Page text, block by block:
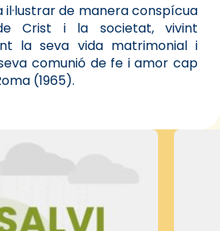
il·lustrar de manera conspícua
Crist i la societat, vivint
la seva vida matrimonial i
comunió de fe i amor cap
(1965).